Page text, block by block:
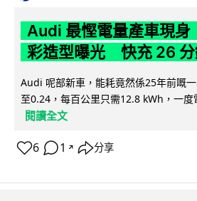
Audi 最慳電量產車現
彩造型曝光 快充 26 分
Audi 呢部新車，能耗竟然係25年前嘅
至0.24，每百公里只需12.8 kWh，一
閱讀全文
6 1 ↗ 分享